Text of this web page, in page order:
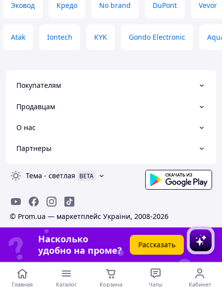
Эковод Кредо No brand DuPont Vevor
Atak Iontech KYK Gondo Electronic
Покупателям
Продавцам
О нас
Партнеры
Тема - светлая BETA
© Prom.ua — маркетплейс України, 2008-2026
Насколько
удобно на проме?
Рассказать
Главная Каталог Корзина Чаты Кабинет